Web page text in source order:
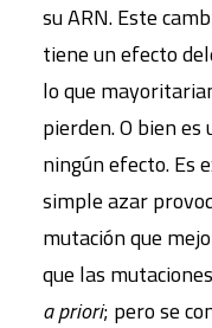
su ARN. Este
tiene un efecto
lo que
pierden. O bien
ningún efecto. Es
simple azar
mutación que
que las
a priori; pero se